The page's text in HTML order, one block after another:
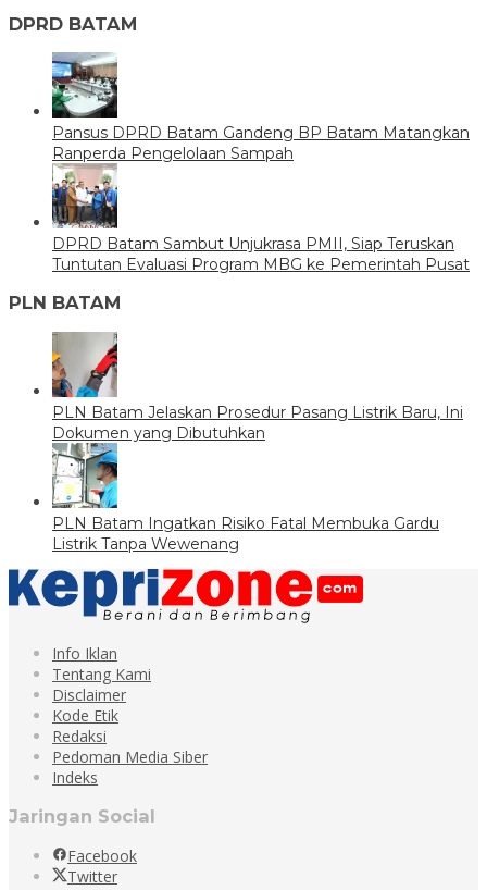
DPRD BATAM
Pansus DPRD Batam Gandeng BP Batam Matangkan
Ranperda Pengelolaan Sampah
DPRD Batam Sambut Unjukrasa PMII, Siap Teruskan
Tuntutan Evaluasi Program MBG ke Pemerintah Pusat
PLN BATAM
PLN Batam Jelaskan Prosedur Pasang Listrik Baru, Ini
Dokumen yang Dibutuhkan
PLN Batam Ingatkan Risiko Fatal Membuka Gardu
Listrik Tanpa Wewenang
Info Iklan
Tentang Kami
Disclaimer
Kode Etik
Redaksi
Pedoman Media Siber
Indeks
Jaringan Social
Facebook
Twitter